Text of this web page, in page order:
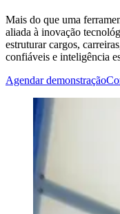
Mais do que uma
aliada à inovação
estruturar cargos,
confiáveis e inteligência
Agendar demonstração